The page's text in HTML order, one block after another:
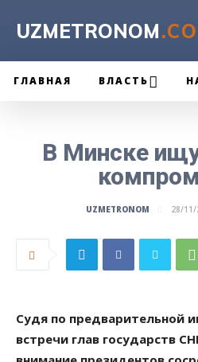
UZMETRONOM
ГЛАВНАЯ ВЛАСТЬ
В Минске
UZMETRONOM 28/11/
Судя по предварительной
встречи глав государств